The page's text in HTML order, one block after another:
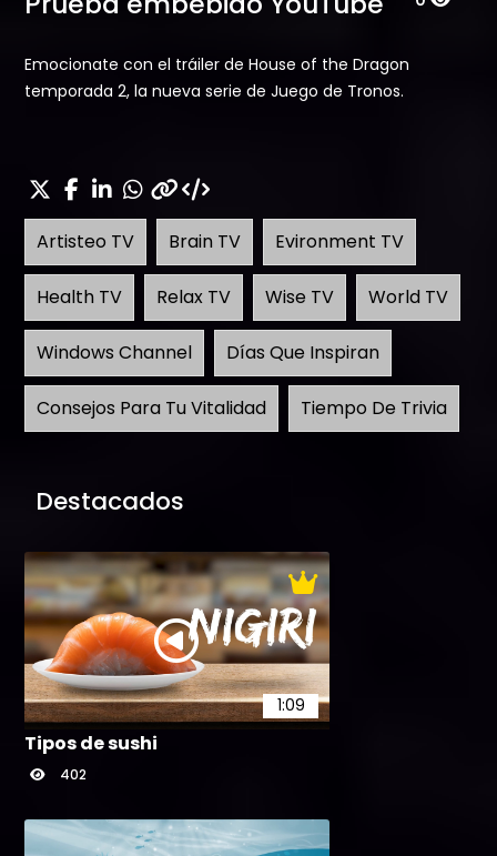
Emocionate con el tráiler de House of the Dragon
temporada 2, la nueva serie de Juego de Tronos.
Artisteo TV Brain TV Evironment TV
Health TV Relax TV Wise TV World TV
Windows Channel Días Que Inspiran
Consejos Para Tu Vitalidad Tiempo De Trivia
Destacados
1:09
Tipos de sushi
402